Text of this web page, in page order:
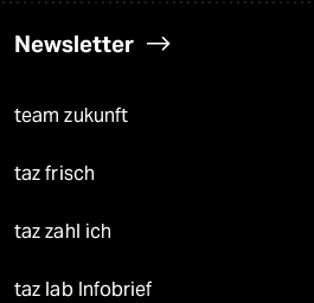
Newsletter
team zukunft
taz frisch
taz zahl ich
taz lab Infobrief